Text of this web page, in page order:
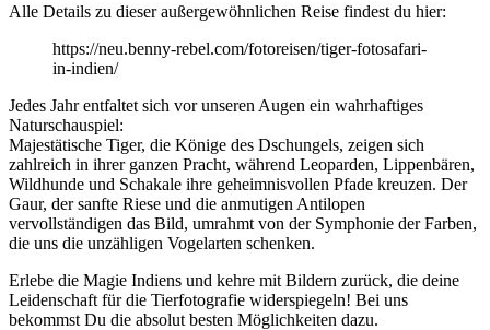
Alle Details zu dieser außergewöhnlichen Reise findest du hier:
https://neu.benny-rebel.com/fotoreisen/tiger-fotosafari-
in-indien/
Jedes Jahr entfaltet sich vor unseren Augen ein wahrhaftiges
Naturschauspiel:
Majestätische Tiger, die Könige des Dschungels, zeigen sich
zahlreich in ihrer ganzen Pracht, während Leoparden, Lippenbären,
Wildhunde und Schakale ihre geheimnisvollen Pfade kreuzen. Der
Gaur, der sanfte Riese und die anmutigen Antilopen
vervollständigen das Bild, umrahmt von der Symphonie der Farben,
die uns die unzähligen Vogelarten schenken.
Erlebe die Magie Indiens und kehre mit Bildern zurück, die deine
Leidenschaft für die Tierfotografie widerspiegeln! Bei uns
bekommst Du die absolut besten Möglichkeiten dazu.